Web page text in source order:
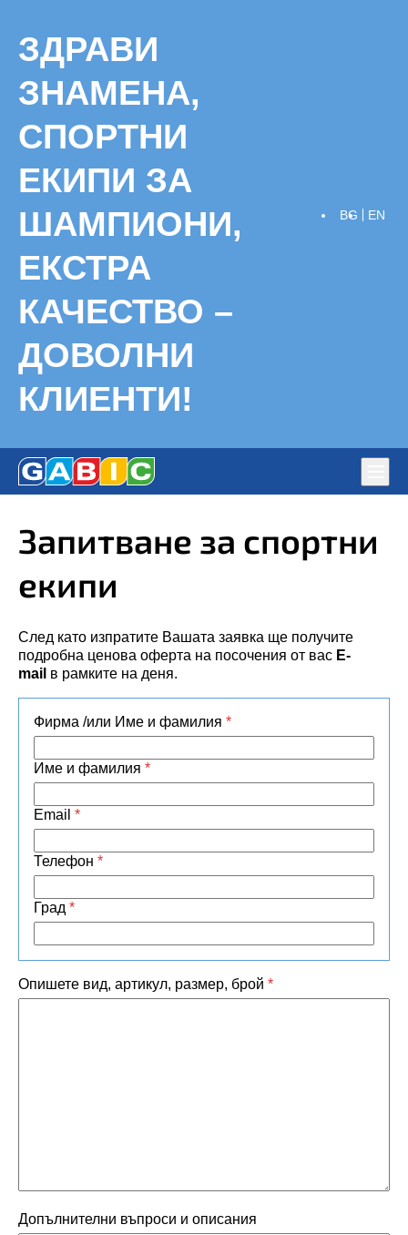
content
ЗДРАВИ
ЗНАМЕНА,
СПОРТНИ
ЕКИПИ ЗА
ШАМПИОНИ,
ЕКСТРА
КАЧЕСТВО –
ДОВОЛНИ
КЛИЕНТИ!
BG EN
държавни, фирмени, партийни
ШАМПИОНИ, ЕКСТРА КАЧЕСТВО – ДОВОЛНИ
КЛИЕНТИ!
Запитване за спортни
екипи
След като изпратите Вашата заявка ще получите
подробна ценова оферта на посочения от вас Е-
mail в рамките на деня.
Фирма /или Име и фамилия *
Име и фамилия *
Email *
Телефон *
Град *
Опишете вид, артикул, размер, брой *
Допълнителни въпроси и описания